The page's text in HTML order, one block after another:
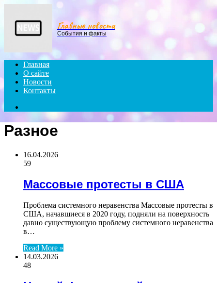
Главные новости
События и факты
Главная
О сайте
Новости
Контакты
Разное
16.04.2026
59
Массовые протесты в США
Проблема системного неравенства Массовые протесты в
США, начавшиеся в 2020 году, подняли на поверхность
давно существующую проблему системного неравенства
в…
Read More »
14.03.2026
48